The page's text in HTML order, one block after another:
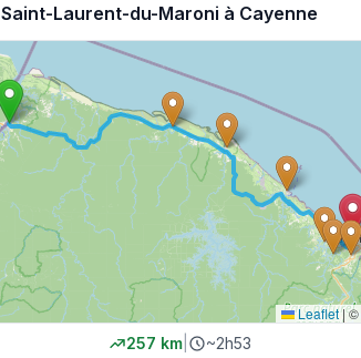
Saint-Laurent-du-Maroni à Cayenne
Leaflet|©
257 km| ~2h53